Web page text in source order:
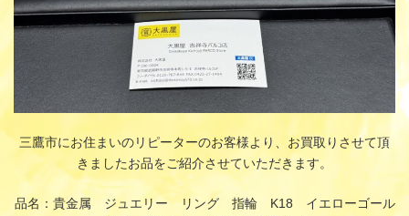
三鷹市にお住まいのリピーターのお客様より、お買取りさせて頂
きましたお品をご紹介させていただきます。
品名：貴金属 ジュエリー リング 指輪 K18 イエローゴール